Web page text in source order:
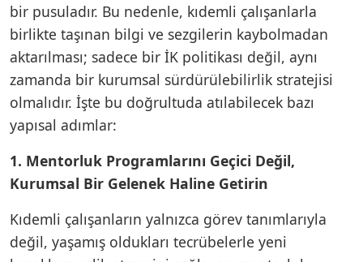
bir pusuladır. Bu nedenle, kıdemli çalışanlarla
birlikte taşınan bilgi ve sezgilerin kaybolmadan
aktarılması; sadece bir İK politikası değil, aynı
zamanda bir kurumsal sürdürülebilirlik stratejisi
olmalıdır. İşte bu doğrultuda atılabilecek bazı
yapısal adımlar:
1. Mentorluk Programlarını Geçici Değil,
Kurumsal Bir Gelenek Haline Getirin
Kıdemli çalışanların yalnızca görev tanımlarıyla
değil, yaşamış oldukları tecrübelerle yeni